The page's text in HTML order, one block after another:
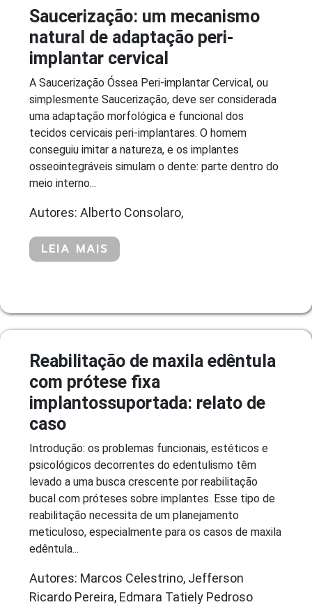
Saucerização: um mecanismo
natural de adaptação peri-
implantar cervical
A Saucerização Óssea Peri-implantar Cervical, ou
simplesmente Saucerização, deve ser considerada
uma adaptação morfológica e funcional dos
tecidos cervicais peri-implantares. O homem
conseguiu imitar a natureza, e os implantes
osseointegráveis simulam o dente: parte dentro do
meio interno...
Autores: Alberto Consolaro,
LEIA MAIS
Reabilitação de maxila edêntula
com prótese fixa
implantossuportada: relato de
caso
Introdução: os problemas funcionais, estéticos e
psicológicos decorrentes do edentulismo têm
levado a uma busca crescente por reabilitação
bucal com próteses sobre implantes. Esse tipo de
reabilitação necessita de um planejamento
meticuloso, especialmente para os casos de maxila
edêntula...
Autores: Marcos Celestrino, Jefferson
Ricardo Pereira, Edmara Tatiely Pedroso